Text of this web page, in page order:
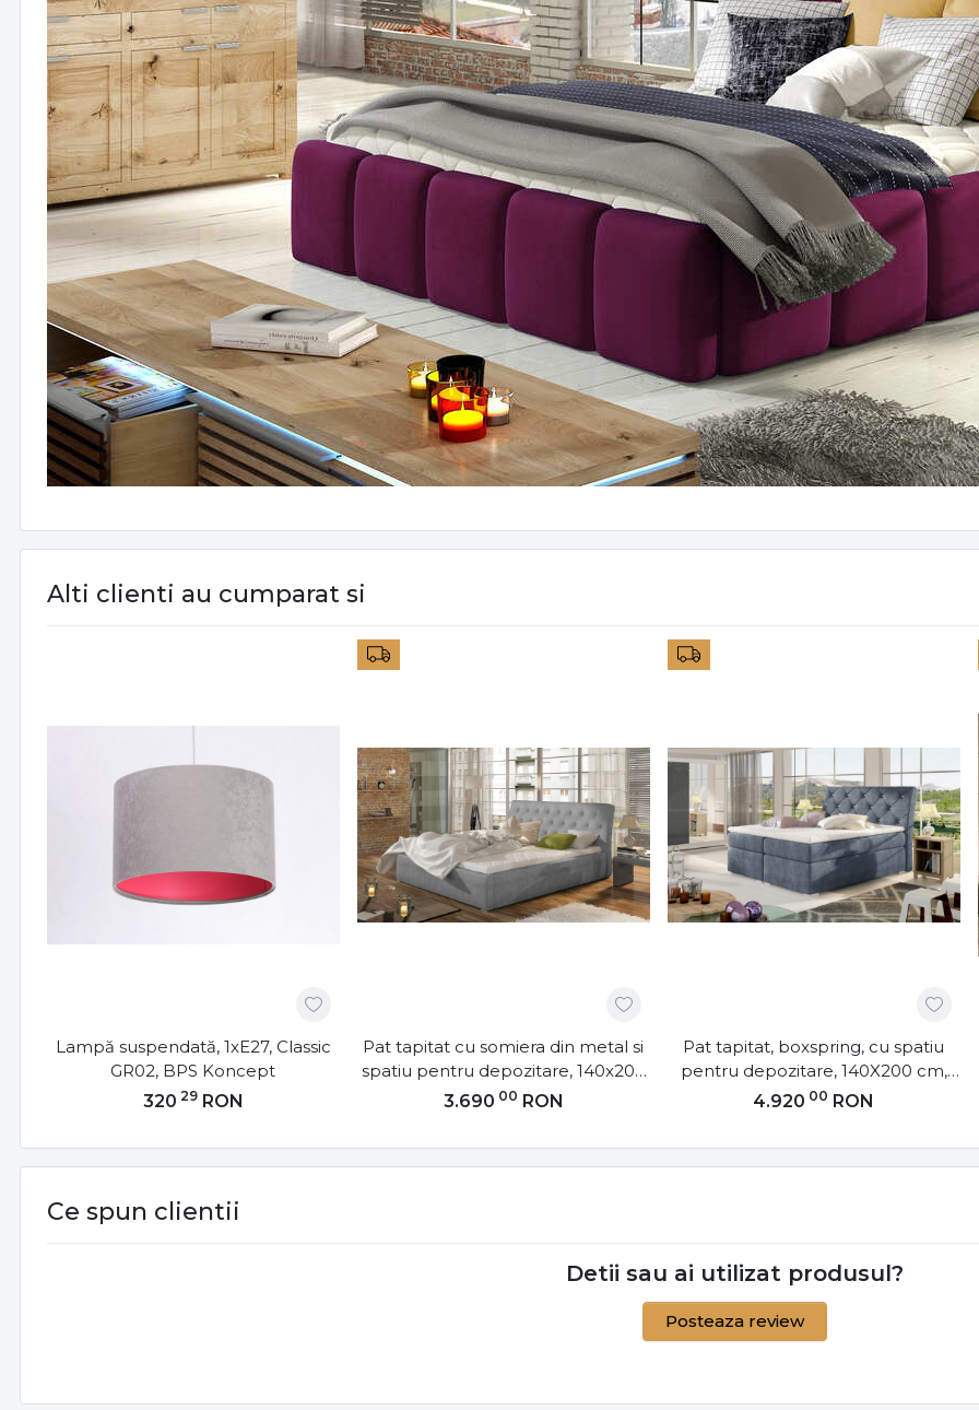
Alti clienti au cumparat si
Lampă suspendată, 1xE27, Classic
GR02, BPS Koncept
320 29 RON
Pat tapitat cu somiera din metal si
spatiu pentru depozitare, 140x200
cm, Milano M141, Eltap
3.690 00 RON
Pat tapitat, boxspring, cu spatiu
pentru depozitare, 140X200 cm,
Balvin 2, Eltap
4.920 00 RON
Ce spun clientii
Detii sau ai utilizat produsul?
Posteaza review